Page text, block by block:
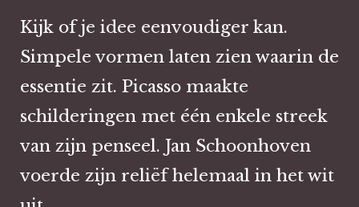
Kijk of je idee eenvoudiger kan.
Simpele vormen laten zien waarin de
essentie zit. Picasso maakte
schilderingen met één enkele streek
van zijn penseel. Jan Schoonhoven
voerde zijn reliëf helemaal in het wit